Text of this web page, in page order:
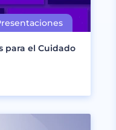
para el Cuidado